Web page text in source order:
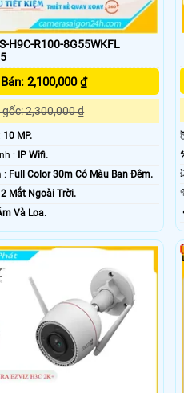
H9C-R100-8G55WKFL
2,100,000 ₫
gốc: 2,300,000 ₫
10 MP.
®️ Công Nghệ Hình Ảnh :
IP Wifi.
🔅 Giám sát Ban Đêm : Full Color 30m Có Màu Ban Ðêm.
2 Mắt Ngoài Trời.
Và Loa.